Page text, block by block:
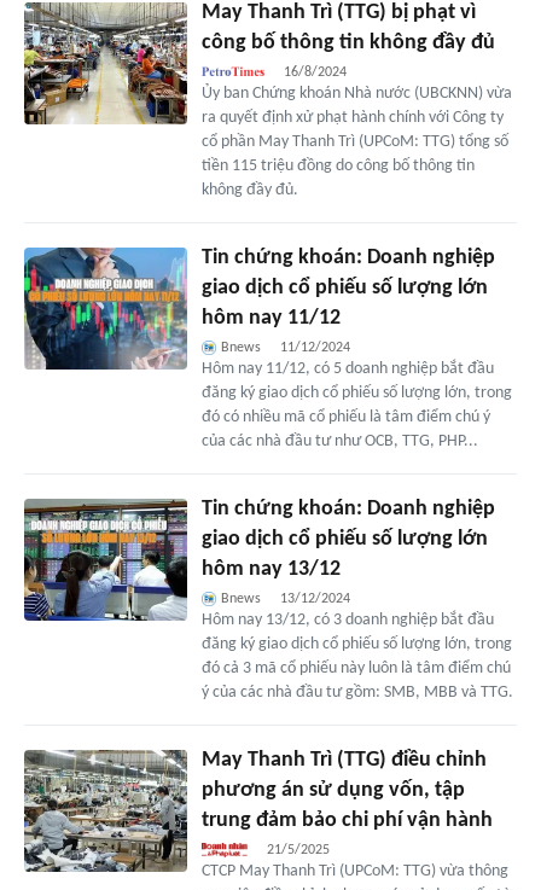
May Thanh Trì (TTG) bị phạt vì
công bố thông tin không đầy đủ
16/8/2024
Ủy ban Chứng khoán Nhà nước (UBCKNN) vừa
ra quyết định xử phạt hành chính với Công ty
cổ phần May Thanh Trì (UPCoM: TTG) tổng số
tiền 115 triệu đồng do công bố thông tin
không đầy đủ.
Tin chứng khoán: Doanh nghiệp
giao dịch cổ phiếu số lượng lớn
hôm nay 11/12
Bnews 11/12/2024
Hôm nay 11/12, có 5 doanh nghiệp bắt đầu
đăng ký giao dịch cổ phiếu số lượng lớn, trong
đó có nhiều mã cổ phiếu là tâm điểm chú ý
của các nhà đầu tư như OCB, TTG, PHP...
Tin chứng khoán: Doanh nghiệp
giao dịch cổ phiếu số lượng lớn
hôm nay 13/12
Bnews 13/12/2024
Hôm nay 13/12, có 3 doanh nghiệp bắt đầu
đăng ký giao dịch cổ phiếu số lượng lớn, trong
đó cả 3 mã cổ phiếu này luôn là tâm điểm chú
ý của các nhà đầu tư gồm: SMB, MBB và TTG.
May Thanh Trì (TTG) điều chỉnh
phương án sử dụng vốn, tập
trung đảm bảo chi phí vận hành
21/5/2025
CTCP May Thanh Trì (UPCoM: TTG) vừa thông